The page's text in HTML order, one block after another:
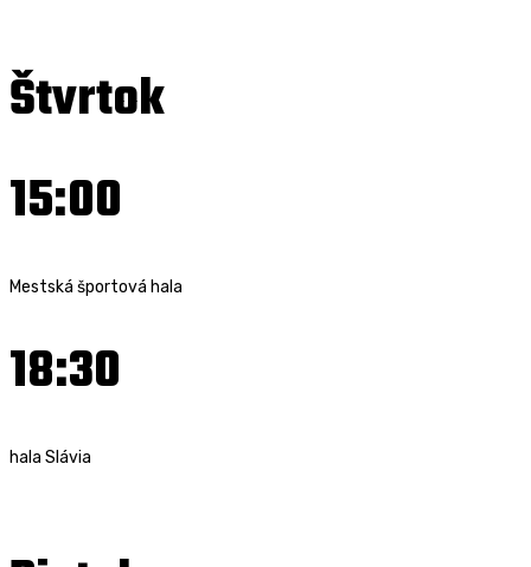
Štvrtok
15:00
Mestská športová hala
18:30
hala Slávia